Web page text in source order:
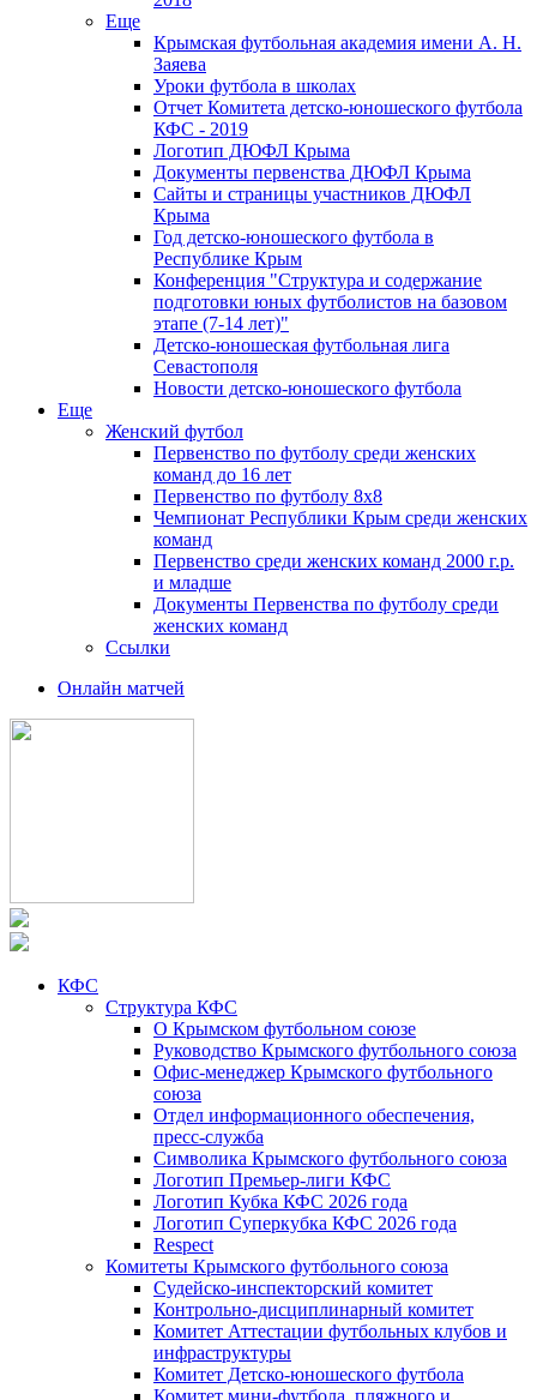
Еще
Крымская футбольная академия имени А. Н.
Заяева
Уроки футбола в школах
Отчет Комитета детско-юношеского футбола
КФС - 2019
Логотип ДЮФЛ Крыма
Документы первенства ДЮФЛ Крыма
Сайты и страницы участников ДЮФЛ
Крыма
Год детско-юношеского футбола в
Республике Крым
Конференция "Структура и содержание
подготовки юных футболистов на базовом
этапе (7-14 лет)"
Детско-юношеская футбольная лига
Севастополя
Новости детско-юношеского футбола
Еще
Женский футбол
Первенство по футболу среди женских
команд до 16 лет
Первенство по футболу 8х8
Чемпионат Республики Крым среди женских
команд
Первенство среди женских команд 2000 г.р.
и младше
Документы Первенства по футболу среди
женских команд
Ссылки
Онлайн матчей
КФС
Структура КФС
О Крымском футбольном союзе
Руководство Крымского футбольного союза
Офис-менеджер Крымского футбольного
союза
Отдел информационного обеспечения,
пресс-служба
Символика Крымского футбольного союза
Логотип Премьер-лиги КФС
Логотип Кубка КФС 2026 года
Логотип Суперкубка КФС 2026 года
Respect
Комитеты Крымского футбольного союза
Судейско-инспекторский комитет
Контрольно-дисциплинарный комитет
Комитет Аттестации футбольных клубов и
инфраструктуры
Комитет Детско-юношеского футбола
Комитет мини-футбола, пляжного и